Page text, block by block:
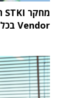
Vendor בכל תחומי שוק ה-IT